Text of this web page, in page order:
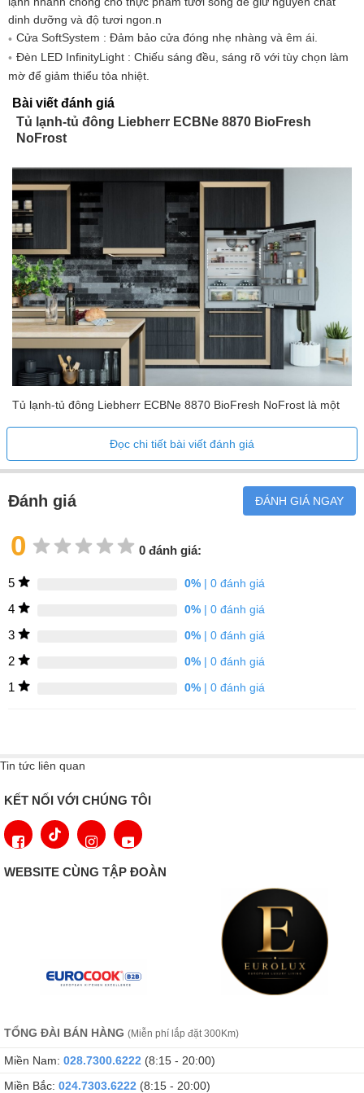
dinh dưỡng và độ tươi ngon.n
Cửa SoftSystem : Đảm bảo cửa đóng nhẹ nhàng và êm ái.
Đèn LED InfinityLight : Chiếu sáng đều, sáng rõ với tùy chọn làm
mờ để giảm thiểu tỏa nhiệt.
Bài viết đánh giá
Tủ lạnh-tủ đông Liebherr ECBNe 8870 BioFresh
NoFrost
Tủ lạnh-tủ đông Liebherr ECBNe 8870 BioFresh NoFrost là một
thiết bị cao cấp, tích hợp đầy đủ được thiết kế để cung cấp các
giải pháp lưu trữ thực phẩm tối ưu cho các nhà bếp hiện đại . Với
tổng dung tích 522 lít, sản phẩm kết hợp các công nghệ BioFresh
và NoFrost tiên tiến để duy trì độ tươi của thực phẩm đồng thời
loại bỏ sự phiền phức của việc rã đông thủ công. Hệ thống
đổi giữa tủ lạnh và tủ đông, bảo quản chất lượng thực phẩm và
ngăn mùi lan truyền. Mẫu sản phẩm này có các nút điều khiển
vào nhà bếp của bạn.
lâu hơn bằng cách duy trì nhiệt độ gần 0°C với cài đặt độ ẩm có
DuoCooling - 2 dàn lạnh độc lập
Đọc chi tiết bài viết đánh giá
Đánh giá ĐÁNH GIÁ NGAY
0 0 đánh giá:
5 0%| 0 đánh giá
4 0%| 0 đánh giá
3 0%| 0 đánh giá
2 0%| 0 đánh giá
1 0%| 0 đánh giá
Tin tức liên quan
KẾT NỐI VỚI CHÚNG TÔI
WEBSITE CÙNG TẬP ĐOÀN
TỔNG ĐÀI BÁN HÀNG (Miễn phí lắp đặt 300Km)
Miền Nam: 028.7300.6222 (8:15 - 20:00)
Miền Bắc: 024.7303.6222 (8:15 - 20:00)